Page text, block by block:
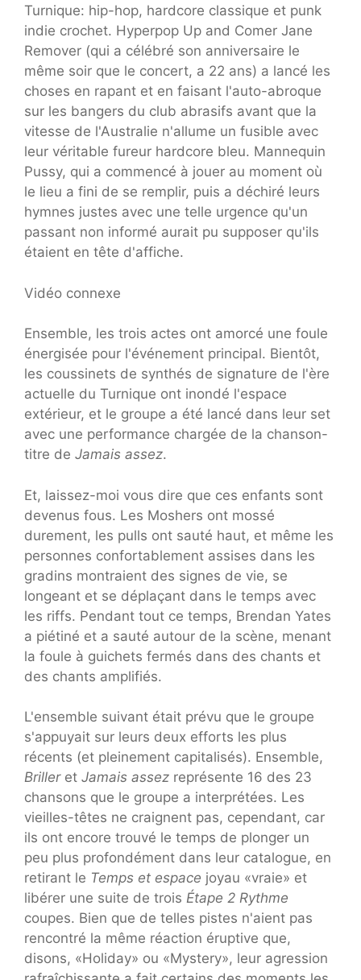
Turnique: hip-hop, hardcore classique et punk
indie crochet. Hyperpop Up and Comer Jane
Remover (qui a célébré son anniversaire le
même soir que le concert, a 22 ans) a lancé les
choses en rapant et en faisant l'auto-abroque
sur les bangers du club abrasifs avant que la
vitesse de l'Australie n'allume un fusible avec
leur véritable fureur hardcore bleu. Mannequin
Pussy, qui a commencé à jouer au moment où
le lieu a fini de se remplir, puis a déchiré leurs
hymnes justes avec une telle urgence qu'un
passant non informé aurait pu supposer qu'ils
étaient en tête d'affiche.
Vidéo connexe
Ensemble, les trois actes ont amorcé une foule
énergisée pour l'événement principal. Bientôt,
les coussinets de synthés de signature de l'ère
actuelle du Turnique ont inondé l'espace
extérieur, et le groupe a été lancé dans leur set
avec une performance chargée de la chanson-
titre de Jamais assez.
Et, laissez-moi vous dire que ces enfants sont
devenus fous. Les Moshers ont mossé
durement, les pulls ont sauté haut, et même les
personnes confortablement assises dans les
gradins montraient des signes de vie, se
longeant et se déplaçant dans le temps avec
les riffs. Pendant tout ce temps, Brendan Yates
a piétiné et a sauté autour de la scène, menant
la foule à guichets fermés dans des chants et
des chants amplifiés.
L'ensemble suivant était prévu que le groupe
s'appuyait sur leurs deux efforts les plus
récents (et pleinement capitalisés). Ensemble,
Briller et Jamais assez représente 16 des 23
chansons que le groupe a interprétées. Les
vieilles-têtes ne craignent pas, cependant, car
ils ont encore trouvé le temps de plonger un
peu plus profondément dans leur catalogue, en
retirant le Temps et espace joyau «vraie» et
libérer une suite de trois Étape 2 Rythme
coupes. Bien que de telles pistes n'aient pas
rencontré la même réaction éruptive que,
disons, «Holiday» ou «Mystery», leur agression